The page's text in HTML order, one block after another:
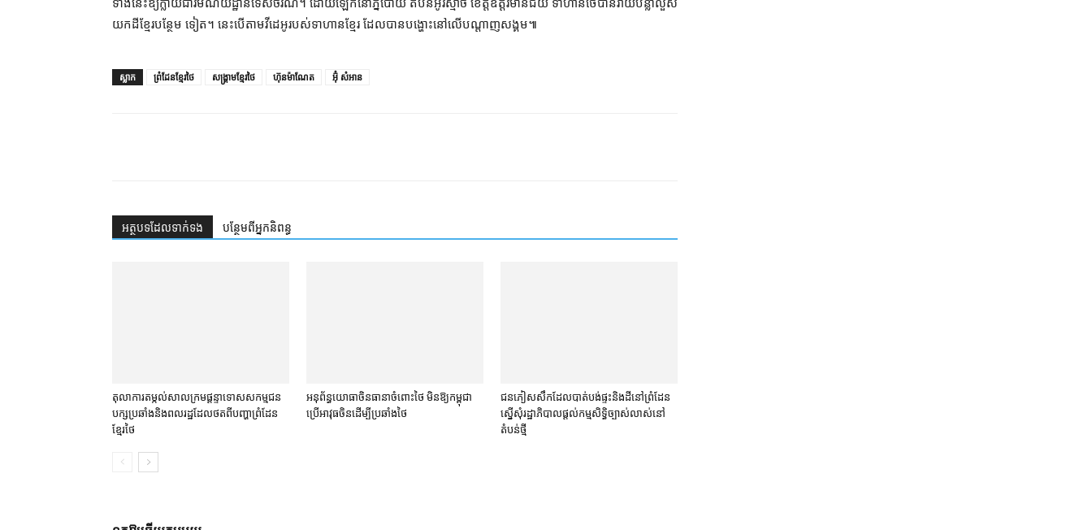
ទាំងនេះ​ឱ្យ​ក្លាយជា​រមណីយដ្ឋាន​ទេសចរណ៍​។ ដោយឡែក​នៅ​ភ្នំ​ប៉ោយ តំបន់​អូរ​ស្មាច់ ខេត្តឧត្ដរមានជ័យ ទាហាន​ថៃ​បាន​រាយ​បន្លា​លួស​
យក​ដី​ខ្មែរ​បន្ថែម ទៀត​។ នេះ​បើ​តាម​វីដេអូ​របស់​ទាហាន​ខ្មែរ ដែល​បាន​បង្ហោះ​នៅ​លើ​បណ្ដាញ​សង្គម៕
ស្លាក ព្រំដែនខ្មែរថៃ សង្គ្រាមខ្មែរថៃ ហ៊ុនម៉ាណែត អ៊ុំ សំអាន
អត្ថបទ​ដែល​ទាក់ទង បន្ថែម​ពី​អ្នកនិពន្ធ
តុលាការ​តម្កល់​សាលក្រម​ផ្ដន្ទាទោស​សកម្មជន​
បក្ស​ប្រឆាំង​និង​ពលរដ្ឋ​ដែល​ថត​ពី​បញ្ហា​ព្រំដែន​
ខ្មែរ​ថៃ
អនុព័ន្ធយោធា​ចិន​ធានា​ចំពោះ​ថៃ មិន​ឱ្យ​កម្ពុជា​
ប្រើ​អាវុធ​ចិន​ដើម្បី​ប្រឆាំង​ថៃ ​
ជនភៀសសឹក​ដែល​បាត់បង់​ផ្ទះ​និង​ដី​នៅ​ព្រំដែន​
ស្នើសុំ​រដ្ឋាភិបាល​ផ្តល់​កម្មសិទ្ធិ​ច្បាស់លាស់​នៅ​
តំបន់​ថ្មី